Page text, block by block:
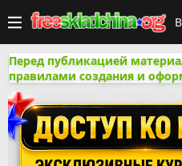
Перед публикацией
правилами создания и